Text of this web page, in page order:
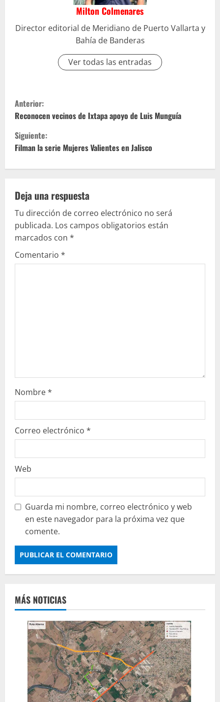
Milton Colmenares
Director editorial de Meridiano de Puerto Vallarta y
Bahía de Banderas
Ver todas las entradas
S
i
g
l
e
y
e
Anterior:
Reconocen vecinos de Ixtapa apoyo de Luis Munguía
Siguiente:
Filman la serie Mujeres Valientes en Jalisco
Deja una respuesta
Tu dirección de correo electrónico no será
publicada. Los campos obligatorios están
marcados con *
Comentario *
Nombre*
Correo electrónico *
Web
Guarda mi nombre, correo electrónico y web
en este navegador para la próxima vez que
comente.
MÁS NOTICIAS